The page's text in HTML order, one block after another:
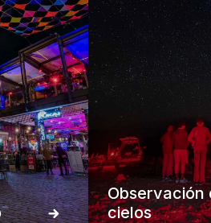
Observación
cielos